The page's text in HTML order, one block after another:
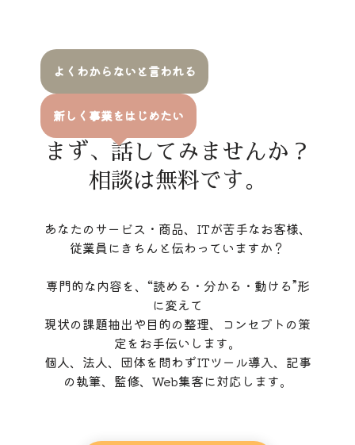
よくわからないと言われる
新しく事業をはじめたい
まず、話してみませんか？
相談は無料です。
あなたのサービス・商品、ITが苦手なお客様、
従業員にきちんと伝わっていますか？
専門的な内容を、“読める・分かる・動ける”形
に変えて
現状の課題抽出や目的の整理、コンセプトの策
定をお手伝いします。
個人、法人、団体を問わずITツール導入、記事
の執筆、監修、Web集客に対応します。